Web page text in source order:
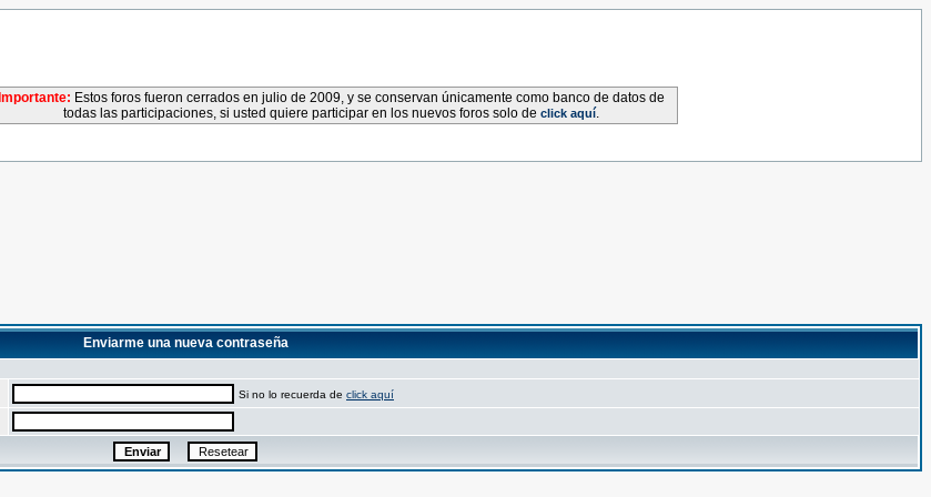
Importante: Estos foros fueron cerrados en julio de 2009, y se conservan únicamente como banco de datos de
todas las participaciones, si usted quiere participar en los nuevos foros solo de click aquí.
Enviarme una nueva contraseña
Si no lo recuerda de click aquí